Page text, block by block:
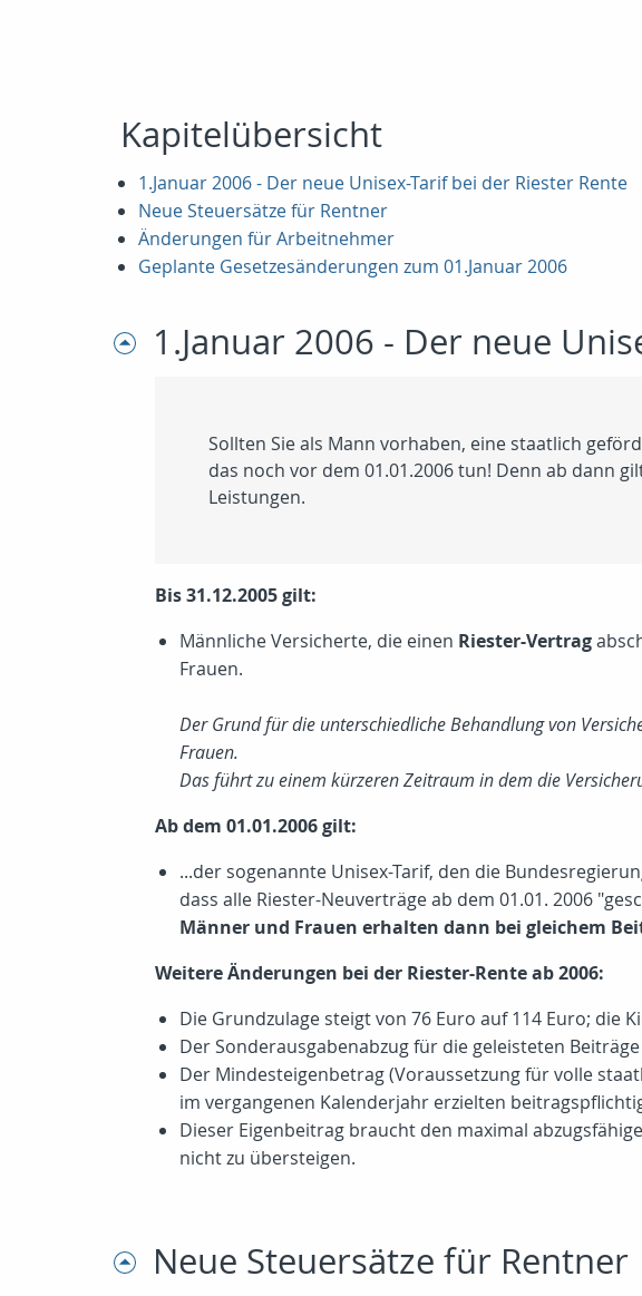
Kapitelübersicht
1.Januar 2006 - Der neue Unisex-Tarif bei der Riester Rente
Neue Steuersätze für Rentner
Änderungen für Arbeitnehmer
Geplante Gesetzesänderungen zum 01.Januar 2006
1.Januar 2006 - Der neue
Sollten Sie als Mann vorhaben, eine staatlich
das noch vor dem 01.01.2006 tun! Denn ab dann
Leistungen.
Bis 31.12.2005 gilt:
Männliche Versicherte, die einen Riester-Vertrag
Frauen.
Der Grund für die unterschiedliche Behandlung von
Frauen.
Das führt zu einem kürzeren Zeitraum in dem die
Ab dem 01.01.2006 gilt:
...der sogenannte Unisex-Tarif, den die
dass alle Riester-Neuverträge ab dem 01.01. 2006
Männer und Frauen erhalten dann bei gleichem
Weitere Änderungen bei der Riester-Rente ab 2006:
Die Grundzulage steigt von 76 Euro auf 114 Euro; die
Der Sonderausgabenabzug für die geleisteten
Der Mindesteigenbetrag (Voraussetzung für volle
im vergangenen Kalenderjahr erzielten
Dieser Eigenbeitrag braucht den maximal
nicht zu übersteigen.
Neue Steuersätze für Rentner